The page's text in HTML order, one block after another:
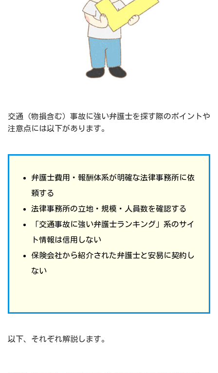
交通（物損含む）事故に強い弁護士を探す際のポイントや
注意点には以下があります。
弁護士費用・報酬体系が明確な法律事務所に依
頼する
法律事務所の立地・規模・人員数を確認する
「交通事故に強い弁護士ランキング」系のサイ
ト情報は信用しない
保険会社から紹介された弁護士と安易に契約し
ない
以下、それぞれ解説します。